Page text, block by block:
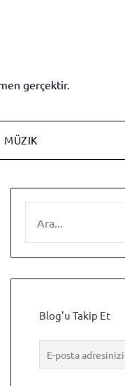
gerçektir.
MÜZIK
Blog'u Takip Et